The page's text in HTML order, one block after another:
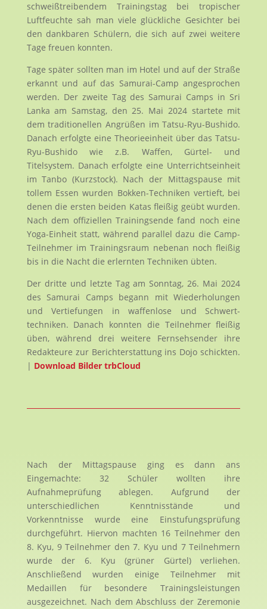
schweißtreibendem Trainingstag bei tropischer
Luftfeuchte sah man viele glückliche Gesichter bei
den dankbaren Schülern, die sich auf zwei weitere
Tage freuen konnten.
Tage später sollten man im Hotel und auf der Straße
erkannt und auf das Samurai-Camp angesprochen
werden. Der zweite Tag des Samurai Camps in Sri
Lanka am Samstag, den 25. Mai 2024 startete mit
dem traditionellen Angrüßen im Tatsu-Ryu-Bushido.
Danach erfolgte eine Theorieeinheit über das Tatsu-
Ryu-Bushido wie z.B. Waffen, Gürtel- und
Titelsystem. Danach erfolgte eine Unterrichtseinheit
im Tanbo (Kurzstock). Nach der Mittagspause mit
tollem Essen wurden Bokken-Techniken vertieft, bei
denen die ersten beiden Katas fleißig geübt wurden.
Nach dem offiziellen Trainingsende fand noch eine
Yoga-Einheit statt, während parallel dazu die Camp-
Teilnehmer im Trainingsraum nebenan noch fleißig
bis in die Nacht die erlernten Techniken übten.
Der dritte und letzte Tag am Sonntag, 26. Mai 2024
des Samurai Camps begann mit Wiederholungen
und Vertiefungen in waffenlose und Schwert-
techniken. Danach konnten die Teilnehmer fleißig
üben, während drei weitere Fernsehsender ihre
Redakteure zur Berichterstattung ins Dojo schickten.
| Download Bilder trbCloud
Nach der Mittagspause ging es dann ans
Eingemachte: 32 Schüler wollten ihre
Aufnahmeprüfung ablegen. Aufgrund der
unterschiedlichen Kenntnisstände und
Vorkenntnisse wurde eine Einstufungsprüfung
durchgeführt. Hiervon machten 16 Teilnehmer den
8. Kyu, 9 Teilnehmer den 7. Kyu und 7 Teilnehmern
wurde der 6. Kyu (grüner Gürtel) verliehen.
Anschließend wurden einige Teilnehmer mit
Medaillen für besondere Trainingsleistungen
ausgezeichnet. Nach dem Abschluss der Zeremonie